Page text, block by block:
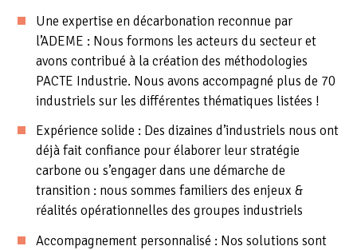
Une expertise en décarbonation reconnue par
l’ADEME : Nous formons les acteurs du secteur et
avons contribué à la création des méthodologies
PACTE Industrie. Nous avons accompagné plus de 70
industriels sur les différentes thématiques listées !
Expérience solide : Des dizaines d’industriels nous ont
déjà fait confiance pour élaborer leur stratégie
carbone ou s’engager dans une démarche de
transition : nous sommes familiers des enjeux &
réalités opérationnelles des groupes industriels
Accompagnement personnalisé : Nos solutions sont